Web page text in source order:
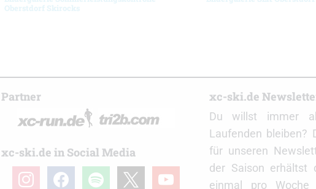
Oberstdorf Skirocks
Partner
xc-ski.de in Social Media
instagramfacebookspotify youtube
xc-ski.de
Du willst immer
Laufenden bleiben?
für unseren
der Saison erhältst
einmal pro Woche